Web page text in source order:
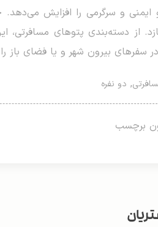
و سرگرمی را افزایش
از دسته‌بندی پتوهای مسافرتی،
در سفرهای بیرون شهر و یا فضای باز
, دو نفره
برچسب